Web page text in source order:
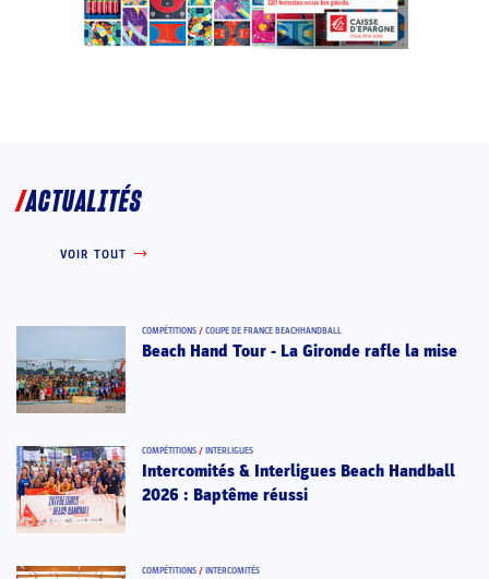
ACTUALITÉS
VOIR TOUT
COMPÉTITIONS / COUPE DE FRANCE BEACHHANDBALL
Beach Hand Tour - La Gironde rafle la mise
COMPÉTITIONS / INTERLIGUES
Intercomités & Interligues Beach Handball
2026 : Baptême réussi
COMPÉTITIONS / INTERCOMITÉS